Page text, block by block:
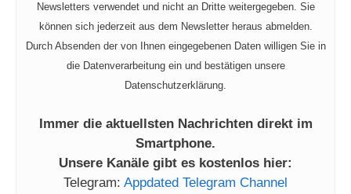
Newsletters verwendet und nicht an Dritte weitergegeben. Sie
können sich jederzeit aus dem Newsletter heraus abmelden.
Durch Absenden der von Ihnen eingegebenen Daten willigen Sie in
die Datenverarbeitung ein und bestätigen unsere
Datenschutzerklärung.
Immer die aktuellsten Nachrichten direkt im
Smartphone.
Unsere Kanäle gibt es kostenlos hier:
Telegram: Appdated Telegram Channel